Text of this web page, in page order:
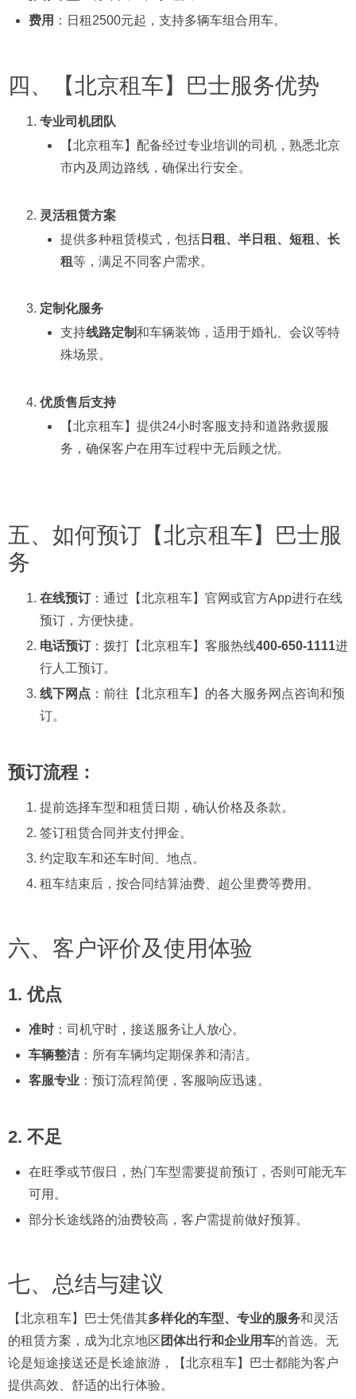
费用 ：日租2500元起，支持多辆车组合用车。
四、【北京租车】巴士服务优势
专业司机团队
【北京租车】配备经过专业培训的司机，熟悉北京
市内及周边路线，确保出行安全。
灵活租赁方案
提供多种租赁模式，包括日租、半日租、短租、长
租等，满足不同客户需求。
定制化服务
支持线路定制和车辆装饰，适用于婚礼、会议等特
殊场景。
优质售后支持
【北京租车】提供24小时客服支持和道路救援服
务，确保客户在用车过程中无后顾之忧。
五、如何预订【北京租车】巴士服
务
在线预订：通过【北京租车】官网或官方App进行在线
预订，方便快捷。
电话预订：拨打【北京租车】客服热线400-650-1111进
行人工预订。
线下网点 ：前往【北京租车】的各大服务网点咨询和预
订。
预订流程：
提前选择车型和租赁日期，确认价格及条款。
签订租赁合同并支付押金。
约定取车和还车时间、地点。
租车结束后，按合同结算油费、超公里费等费用。
六、客户评价及使用体验
1. 优点
准时：司机守时，接送服务让人放心。
车辆整洁：所有车辆均定期保养和清洁。
客服专业：预订流程简便，客服响应迅速。
2. 不足
在旺季或节假日，热门车型需要提前预订，否则可能无车
可用。
部分长途线路的油费较高，客户需提前做好预算。
七、总结与建议
【北京租车】巴士凭借其多样化的车型、专业的服务和灵活
的租赁方案，成为北京地区 团体出行和企业用车的首选。无
论是短途接送还是长途旅游，【北京租车】巴士都能为客户
提供高效、舒适的出行体验。